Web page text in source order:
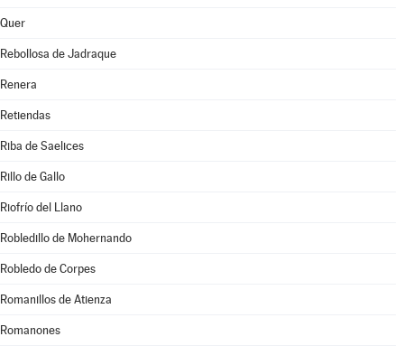
Quer
Rebollosa de Jadraque
Renera
Retiendas
Riba de Saelices
Rillo de Gallo
Riofrío del Llano
Robledillo de Mohernando
Robledo de Corpes
Romanillos de Atienza
Romanones